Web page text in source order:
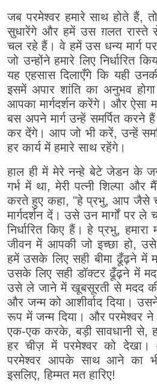
जब परमेश्वर हमारे साथ होते हैं,
सुधारेंगे और हमें उस ग़लत रास्ते
चल रहे हैं। वे हमें उस धन्य मार्ग
जो उन्होंने हमारे लिए निर्धारित
यह एहसास दिलाएँगे कि यही
इसमें अपार शांति का अनुभव
आपका मार्गदर्शन करेंगे। और ऐसा
बस अपने मार्ग उन्हें समर्पित करने हैं
कर देंगे। आप जो भी करें, उन्हें
हर कार्य में हमारे साथ रहेंगे।
हाल ही में मेरे नन्हे बेटे जेडन के
गर्भ में था, मेरी पत्नी शिल्पा और
करते हुए कहा, "हे प्रभु, आप जैसे
मार्गदर्शन दें। उसे उन मार्गों
निर्धारित किए हैं। हे प्रभु,
जीवन में आपकी जो इच्छा हो,
हमें उसके लिए सही बीमा ढूँढ़ने
उसके लिए सही डॉक्टर ढूँढ़ने में
उसे ले जाने में खूबसूरती से मदद
और जन्म को आशीर्वाद दिया।
रूप में जन्म दिया। और परमेश्वर ने
एक-एक करके, बड़ी सावधानी से,
हर चीज़ में परमेश्वर को
परमेश्वर आपके साथ आने का
इसलिए, हिम्मत मत हारिए!